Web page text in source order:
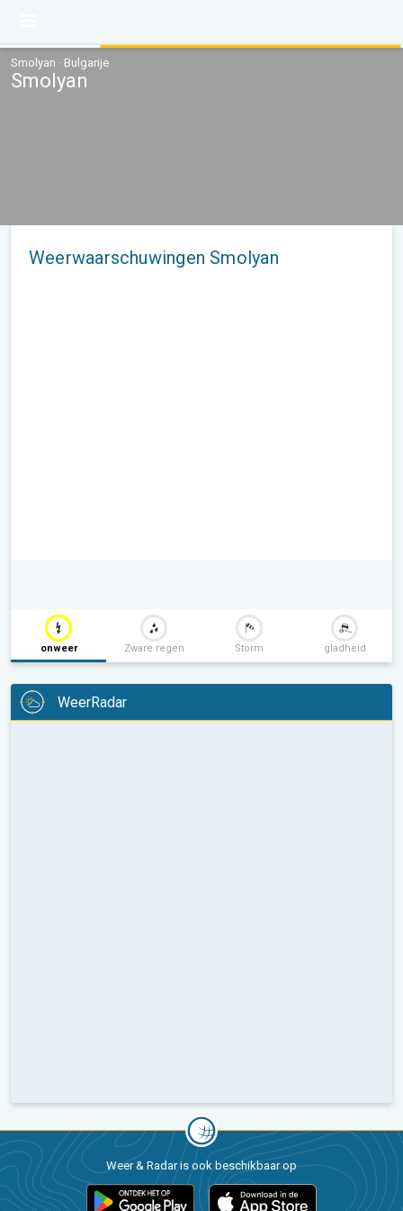
Smolyan · Bulgarije
Smolyan
Weerwaarschuwingen Smolyan
onweer Zware regen Storm gladheid
WeerRadar
Weer & Radar is ook beschikbaar op